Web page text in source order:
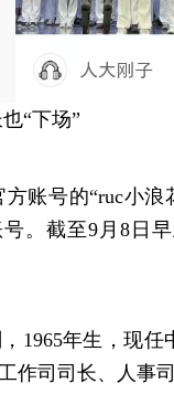
“下场”
账号的“ruc小浪
。截至9月8日
1965年生，现
作司司长、人事